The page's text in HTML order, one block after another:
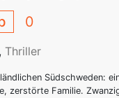
0
, Thriller
Südschweden:
zerstörte Familie.